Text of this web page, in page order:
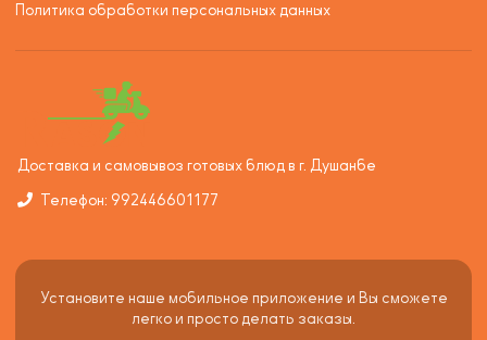
Политика обработки персональных данных
Доставка и самовывоз готовых блюд в г. Душанбе
Телефон: 992446601177
Установите наше мобильное приложение и Вы сможете
легко и просто делать заказы.